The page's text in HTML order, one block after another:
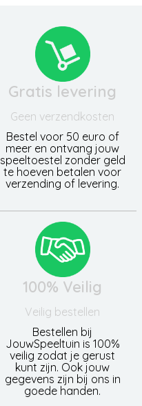
Gratis levering
Geen verzendkosten
Bestel voor 50 euro of
meer en ontvang jouw
speeltoestel zonder geld
te hoeven betalen voor
verzending of levering.
100% Veilig
Veilig bestellen
Bestellen bij
JouwSpeeltuin is 100%
veilig zodat je gerust
kunt zijn. Ook jouw
gegevens zijn bij ons in
goede handen.